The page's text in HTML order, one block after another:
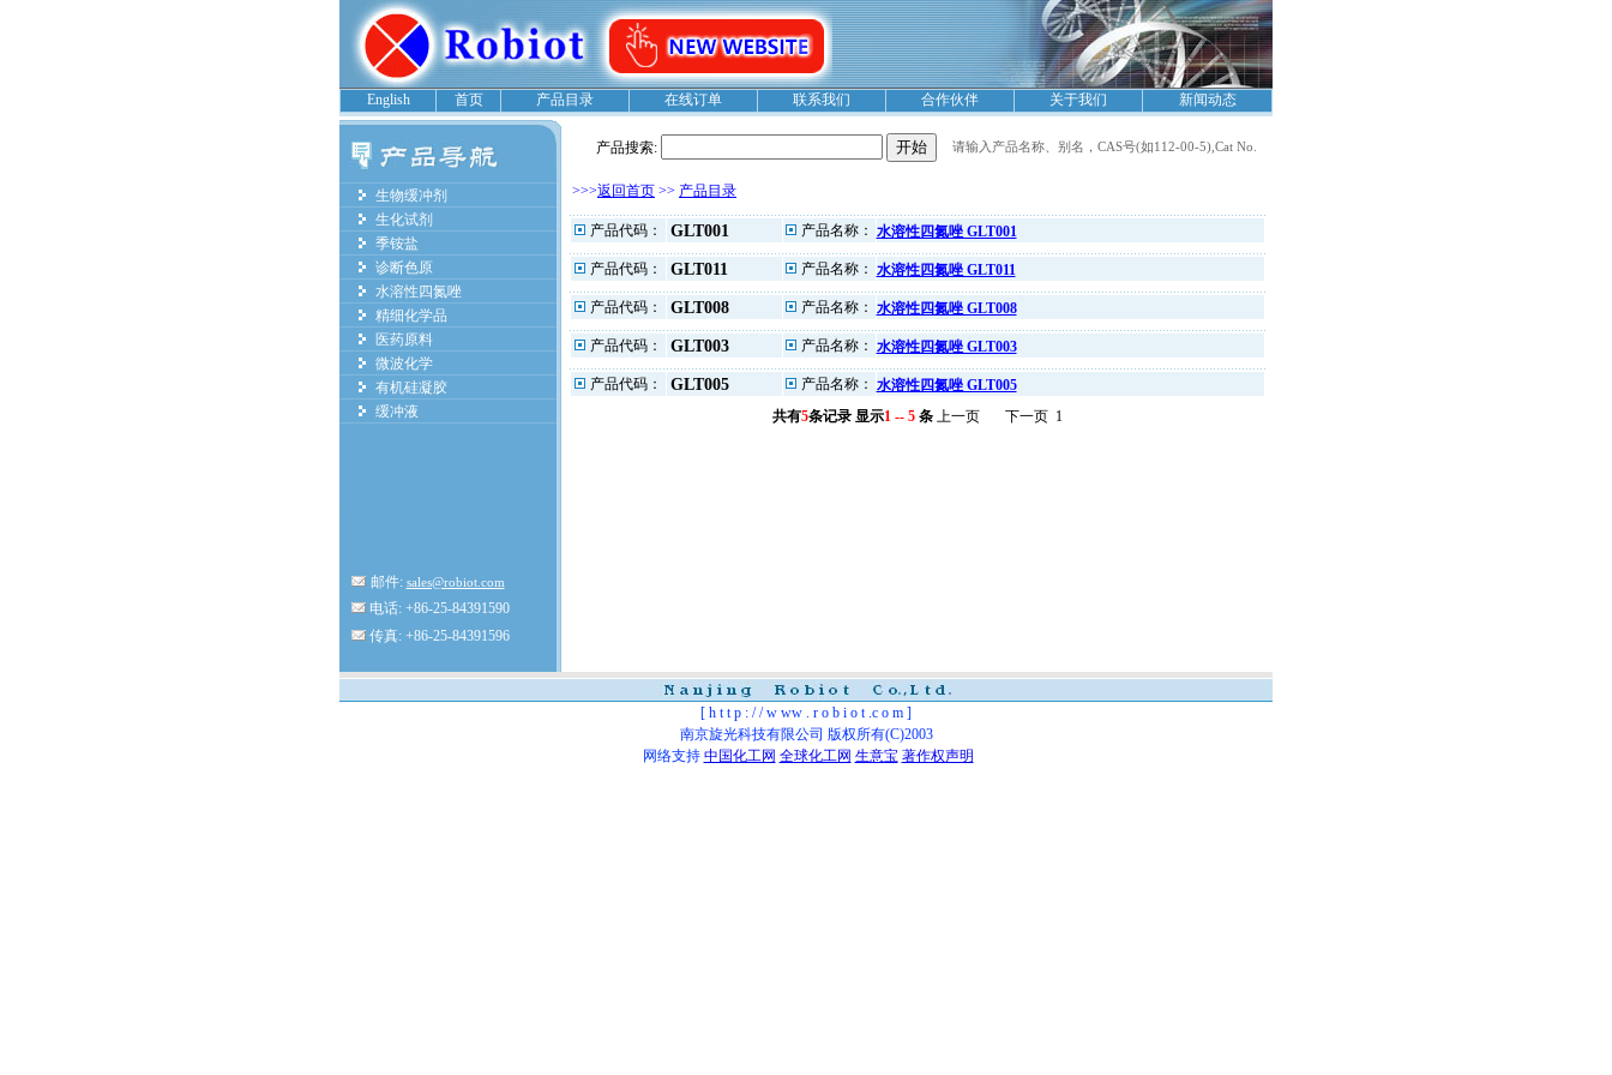
English 首页 产品目录 在线订单 联系我们 合作伙伴 关于我们 新闻动态
生物缓冲剂
生化试剂
季铵盐
诊断色原
水溶性四氮唑
精细化学品
医药原料
微波化学
有机硅凝胶
缓冲液
产品搜索: 请输入产品名称、别名，CAS号(如112-00-5),Cat No.
>>>返回首页 >> 产品目录
产品代码： GLT001 产品名称： 水溶性四氮唑 GLT001
产品代码： GLT011 产品名称： 水溶性四氮唑 GLT011
产品代码： GLT008 产品名称： 水溶性四氮唑 GLT008
产品代码： GLT003 产品名称： 水溶性四氮唑 GLT003
产品代码： GLT005 产品名称： 水溶性四氮唑 GLT005
共有5条记录 显示1 -- 5 条上一页 下一页 1
邮件: sales@robiot.com
电话: +86-25-84391590
传真: +86-25-84391596
[ h t t p : / / w ww . r o b i o t .c o m ]
南京旋光科技有限公司 版权所有(C)2003
网络支持 中国化工网 全球化工网 生意宝 著作权声明